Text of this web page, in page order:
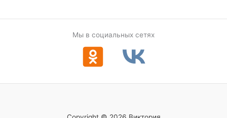
Мы в социальных сетях